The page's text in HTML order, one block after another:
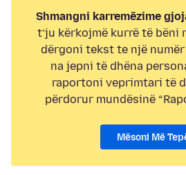
Shmangni karremëzime
t’ju kërkojmë kurrë të bëni
dërgoni tekst te një
na jepni të dhëna
raportoni veprimtari të
përdorur mundësinë
Mësoni Më